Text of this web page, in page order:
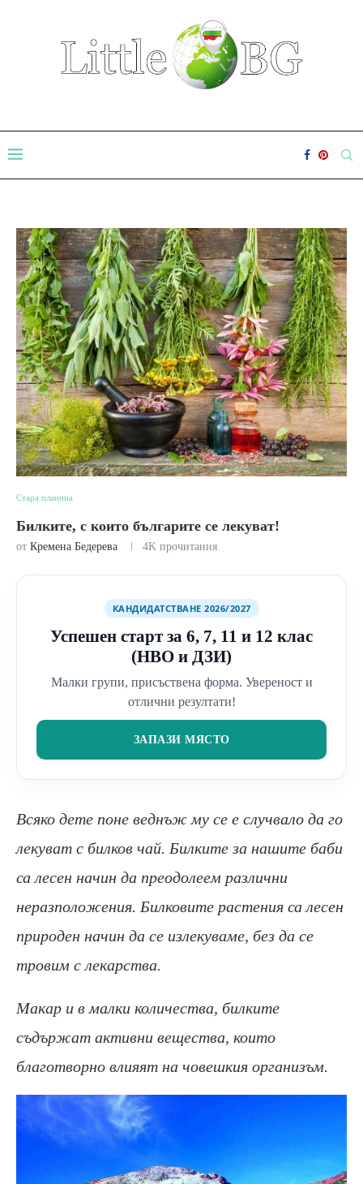
Стара планина
Билките, с които българите се лекуват!
от Кремена Бедерева 4K прочитания
КАНДИДАТСТВАНЕ 2026/2027
Успешен старт за 6, 7, 11 и 12 клас
(НВО и ДЗИ)
Малки групи, присъствена форма. Увереност и
отлични резултати!
ЗАПАЗИ МЯСТО
Всяко дете поне веднъж му се е случвало да го
лекуват с билков чай. Билките за нашите баби
са лесен начин да преодолеем различни
неразположения. Билковите растения са лесен
природен начин да се излекуваме, без да се
тровим с лекарства.
Макар и в малки количества, билките
съдържат активни вещества, които
благотворно влияят на човешкия организъм.